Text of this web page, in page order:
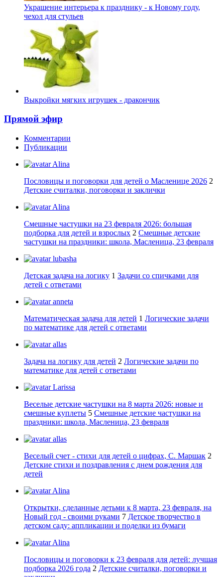
Украшение интерьера к празднику - к Новому году,
чехол для стульев
Выкройки мягких игрушек - дракончик
Прямой эфир
Комментарии
Публикации
Alina
Пословицы и поговорки для детей о Масленице 2026 2
Детские считалки, поговорки и заклички
Alina
Смешные частушки на 23 февраля 2026: большая
подборка для детей и взрослых 2 Смешные детские
частушки на праздники: школа, Масленица, 23 февраля
lubasha
Детская задача на логику 1 Задачи со спичками для
детей с ответами
anneta
Математическая задача для детей 1 Логические задачи
по математике для детей с ответами
allas
Задача на логику для детей 2 Логические задачи по
математике для детей с ответами
Larissa
Веселые детские частушки на 8 марта 2026: новые и
смешные куплеты 5 Смешные детские частушки на
праздники: школа, Масленица, 23 февраля
allas
Веселый счет - стихи для детей о цифрах, С. Маршак 2
Детские стихи и поздравления с днем рождения для
детей
Alina
Открытки, сделанные детьми к 8 марта, 23 февраля, на
Новый год - своими руками 7 Детское творчество в
детском саду: аппликации и поделки из бумаги
Alina
Пословицы и поговорки к 23 февраля для детей: лучшая
подборка 2026 года 2 Детские считалки, поговорки и